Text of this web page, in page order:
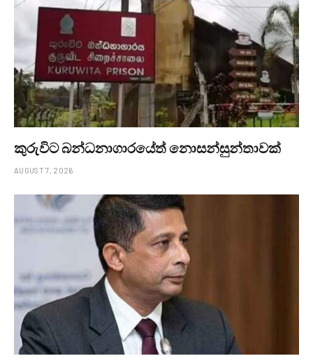
කුරුවිට බන්ධනාගාරයේත් නොසන්සුන්තාවක්
AUGUST 7, 2026